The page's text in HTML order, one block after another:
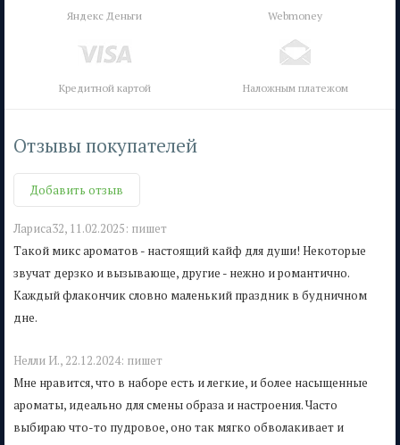
Яндекс Деньги Webmoney
Кредитной картой Наложным платежом
Отзывы покупателей
Добавить отзыв
Лариса32, 11.02.2025: пишет
Такой микс ароматов - настоящий кайф для души! Некоторые
звучат дерзко и вызывающе, другие - нежно и романтично.
Каждый флакончик словно маленький праздник в будничном
дне.
Нелли И., 22.12.2024: пишет
Мне нравится, что в наборе есть и легкие, и более насыщенные
ароматы, идеально для смены образа и настроения. Часто
выбираю что-то пудровое, оно так мягко обволакивает и